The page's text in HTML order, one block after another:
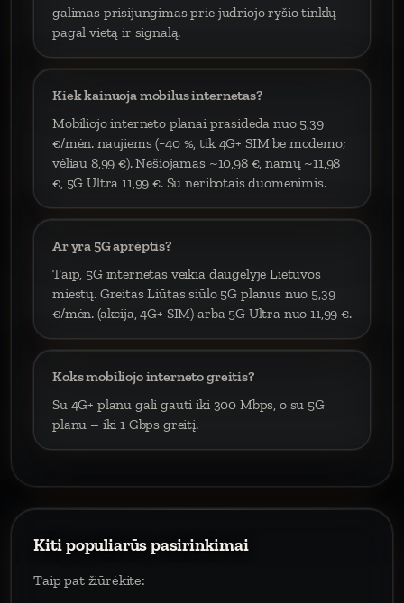
galimas prisijungimas prie judriojo ryšio tinklų
pagal vietą ir signalą.
Kiek kainuoja mobilus internetas?
Mobiliojo interneto planai prasideda nuo 5,39
€/mėn. naujiems (−40 %, tik 4G+ SIM be modemo;
vėliau 8,99 €). Nešiojamas ~10,98 €, namų ~11,98
€, 5G Ultra 11,99 €. Su neribotais duomenimis.
Ar yra 5G aprėptis?
Taip, 5G internetas veikia daugelyje Lietuvos
miestų. Greitas Liūtas siūlo 5G planus nuo 5,39
€/mėn. (akcija, 4G+ SIM) arba 5G Ultra nuo 11,99 €.
Koks mobiliojo interneto greitis?
Su 4G+ planu gali gauti iki 300 Mbps, o su 5G
planu – iki 1 Gbps greitį.
Kiti populiarūs pasirinkimai
Taip pat žiūrėkite: